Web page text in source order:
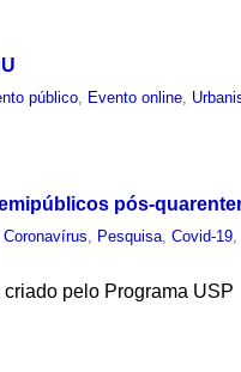
público, Evento online,
pós-
Coronavírus Pesquisa ,Covid-19
pelo Programa USP